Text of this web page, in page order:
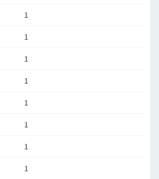
1
1
1
1
1
1
1
1